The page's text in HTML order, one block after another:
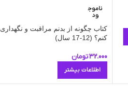
ناموج
ود
کتاب چگونه از بدنم مراقبت و نگهداری
کنم؟ (12-17 سال)
32.000تومان
اطلاعات بیشتر